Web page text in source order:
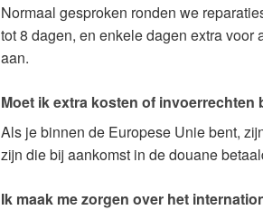
Normaal gesproken ronden we
tot 8 dagen, en enkele dagen extra
aan.
Moet ik extra kosten of invoerrechten
Als je binnen de Europese Unie bent,
zijn die bij aankomst in de douane
Ik maak me zorgen over het